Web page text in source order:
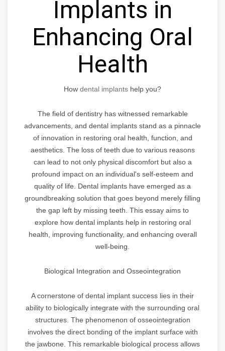
Implants in
Enhancing Oral
Health
How dental implants help you?
The field of dentistry has witnessed remarkable
advancements, and dental implants stand as a pinnacle
of innovation in restoring oral health, function, and
aesthetics. The loss of teeth due to various reasons
can lead to not only physical discomfort but also a
profound impact on an individual's self-esteem and
quality of life. Dental implants have emerged as a
groundbreaking solution that goes beyond merely filling
the gap left by missing teeth. This essay aims to
explore how dental implants help in restoring oral
health, improving functionality, and enhancing overall
well-being.
Biological Integration and Osseointegration
A cornerstone of dental implant success lies in their
ability to biologically integrate with the surrounding oral
structures. The phenomenon of osseointegration
involves the direct bonding of the implant surface with
the jawbone. This remarkable biological process allows